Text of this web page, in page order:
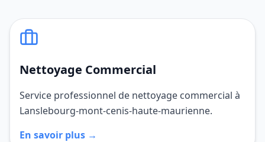
Nettoyage Commercial
Service professionnel de nettoyage commercial à
Lanslebourg-mont-cenis-haute-maurienne.
En savoir plus →